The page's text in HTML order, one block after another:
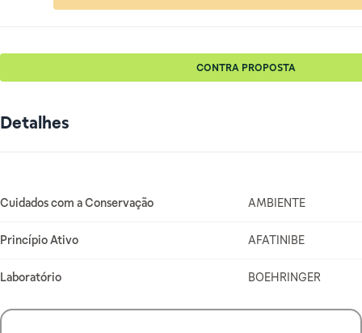
CONTRA PROPOSTA
Detalhes
Cuidados com a Conservação
AMBIENTE
Princípio Ativo AFATINIBE
Laboratório BOEHRINGER